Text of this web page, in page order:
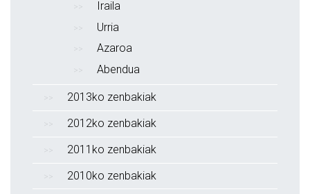
Iraila
Urria
Azaroa
Abendua
2013ko zenbakiak
2012ko zenbakiak
2011ko zenbakiak
2010ko zenbakiak